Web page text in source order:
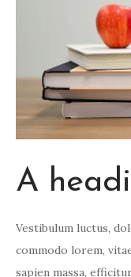
A
Vestibulum luctus,
commodo lorem,
sapien massa,